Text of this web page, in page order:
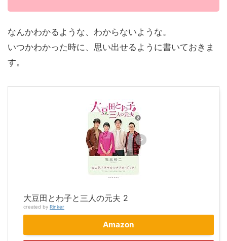
なんかわかるような、わからないような。
いつかわかった時に、思い出せるように書いておきま
す。
大豆田とわ子と三人の元夫 2
created by Rinker
Amazon